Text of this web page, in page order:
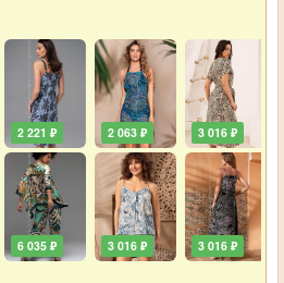
2 221 ₽
6 035 ₽
2 063 ₽
3 016 ₽
3 016 ₽
3 016 ₽